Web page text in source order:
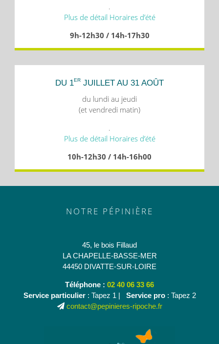
.
Plus de détail Horaires d’été
9h-12h30 / 14h-17h30
DU 1ER JUILLET AU 31 AOÛT
du lundi au jeudi
(et vendredi matin)
.
Plus de détail Horaires d’été
10h-12h30 / 14h-16h00
NOTRE PÉPINIÈRE
45, le bois Fillaud
LA CHAPELLE-BASSE-MER
44450 DIVATTE-SUR-LOIRE
Téléphone : 02 40 06 33 66
Service particulier: Tapez 1 | Service pro: Tapez 2
contact@pepinieres-ripoche.fr